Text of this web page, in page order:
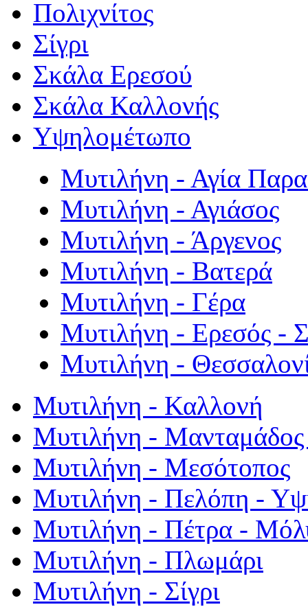
Πολιχνίτος
Σίγρι
Σκάλα Ερεσού
Σκάλα Καλλονής
Υψηλομέτωπο
Μυτιλήνη - Αγία
Μυτιλήνη - Αγιάσος
Μυτιλήνη - Άργενος
Μυτιλήνη - Βατερά
Μυτιλήνη - Γέρα
Μυτιλήνη - Ερεσός -
Μυτιλήνη -
Μυτιλήνη - Καλλονή
Μυτιλήνη - Μανταμάδος
Μυτιλήνη - Μεσότοπος
Μυτιλήνη - Πελόπη -
Μυτιλήνη - Πέτρα -
Μυτιλήνη - Πλωμάρι
Μυτιλήνη - Σίγρι